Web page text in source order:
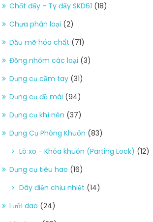
Chốt đẩy - Ty đẩy SKD61 (18)
Chưa phân loại (2)
Dầu mỡ hóa chất (71)
Đồng nhôm các loại (3)
Dụng cụ cầm tay (31)
Dụng cụ đồ mài (94)
Dụng cụ khí nén (37)
Dụng Cụ Phòng Khuôn (83)
Lò xo - Khóa khuôn (Parting Lock) (12)
Dụng cụ tiêu hao (16)
Dây điện chịu nhiệt (14)
Lưỡi dao (24)